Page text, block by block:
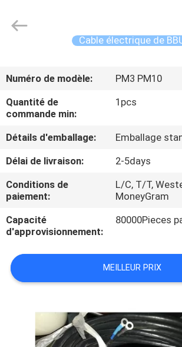
PRODUITS
AU
SUJET
DE
NOUS
VISITE
D'USINE
QUALITÉ
WanyYi Telecom Tech Co.,Limited.
Cable électrique de
Numéro de modèle:
PM3 PM10
Quantité de
commande min:
1pcs
Détails d'emballage:
Emballage
Délai de livraison:
2-5days
Conditions de
paiement:
L/C, T/T,
MoneyGram
Capacité
d'approvisionnement:
80000Pieces
MEILLEUR PRIX